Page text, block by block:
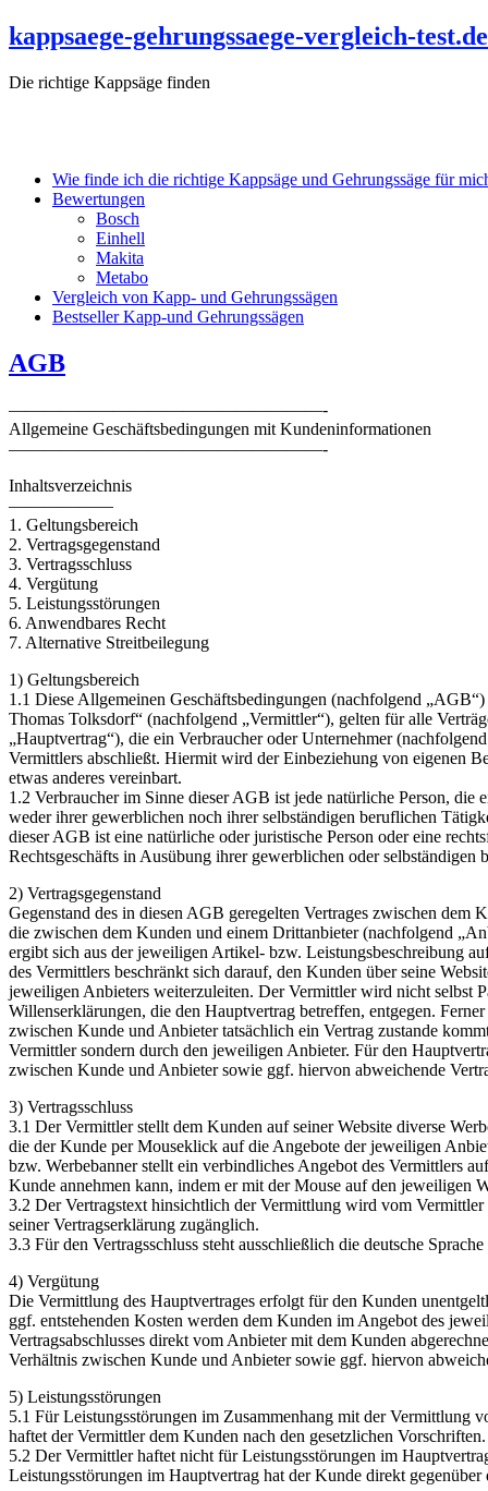
kappsaege-gehrungssaege-vergleich-test.de
Die richtige Kappsäge finden
Wie finde ich die richtige Kappsäge und Gehrungssäge für
Bewertungen
Bosch
Einhell
Makita
Metabo
Vergleich von Kapp- und Gehrungssägen
Bestseller Kapp-und Gehrungssägen
AGB
——————————————————-
Allgemeine Geschäftsbedingungen mit Kundeninformationen
——————————————————-
Inhaltsverzeichnis
——————
1. Geltungsbereich
2. Vertragsgegenstand
3. Vertragsschluss
4. Vergütung
5. Leistungsstörungen
6. Anwendbares Recht
7. Alternative Streitbeilegung
1) Geltungsbereich
1.1 Diese Allgemeinen Geschäftsbedingungen (nachfolgend
Thomas Tolksdorf“ (nachfolgend „Vermittler“), gelten für alle
„Hauptvertrag“), die ein Verbraucher oder Unternehmer
Vermittlers abschließt. Hiermit wird der Einbeziehung von eigenen
etwas anderes vereinbart.
1.2 Verbraucher im Sinne dieser AGB ist jede natürliche Person,
weder ihrer gewerblichen noch ihrer selbständigen beruflichen
dieser AGB ist eine natürliche oder juristische Person oder eine
Rechtsgeschäfts in Ausübung ihrer gewerblichen oder selbständigen
2) Vertragsgegenstand
Gegenstand des in diesen AGB geregelten Vertrages zwischen
die zwischen dem Kunden und einem Drittanbieter (nachfolgend
ergibt sich aus der jeweiligen Artikel- bzw. Leistungsbeschreibung
des Vermittlers beschränkt sich darauf, den Kunden über seine
jeweiligen Anbieters weiterzuleiten. Der Vermittler wird nicht selbst
Willenserklärungen, die den Hauptvertrag betreffen, entgegen.
zwischen Kunde und Anbieter tatsächlich ein Vertrag zustande
Vermittler sondern durch den jeweiligen Anbieter. Für den
zwischen Kunde und Anbieter sowie ggf. hiervon abweichende
3) Vertragsschluss
3.1 Der Vermittler stellt dem Kunden auf seiner Website diverse
die der Kunde per Mouseklick auf die Angebote der jeweiligen
bzw. Werbebanner stellt ein verbindliches Angebot des Vermittlers
Kunde annehmen kann, indem er mit der Mouse auf den jeweiligen
3.2 Der Vertragstext hinsichtlich der Vermittlung wird vom
seiner Vertragserklärung zugänglich.
3.3 Für den Vertragsschluss steht ausschließlich die deutsche
4) Vergütung
Die Vermittlung des Hauptvertrages erfolgt für den Kunden
ggf. entstehenden Kosten werden dem Kunden im Angebot des
Vertragsabschlusses direkt vom Anbieter mit dem Kunden
Verhältnis zwischen Kunde und Anbieter sowie ggf. hiervon
5) Leistungsstörungen
5.1 Für Leistungsstörungen im Zusammenhang mit der Vermittlung
haftet der Vermittler dem Kunden nach den gesetzlichen Vorschriften.
5.2 Der Vermittler haftet nicht für Leistungsstörungen im
Leistungsstörungen im Hauptvertrag hat der Kunde direkt